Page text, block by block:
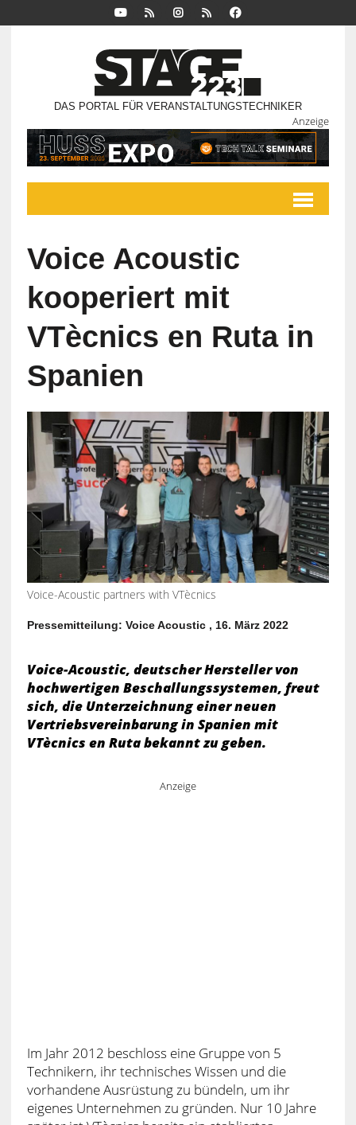
DAS PORTAL FÜR VERANSTALTUNGSTECHNIKER
Anzeige
Voice Acoustic
kooperiert mit
VTècnics en Ruta in
Spanien
Voice-Acoustic partners with VTècnics
Pressemitteilung: Voice Acoustic , 16. März 2022
Voice-Acoustic, deutscher Hersteller von
hochwertigen Beschallungssystemen, freut
sich, die Unterzeichnung einer neuen
Vertriebsvereinbarung in Spanien mit
VTècnics en Ruta bekannt zu geben.
Anzeige
Im Jahr 2012 beschloss eine Gruppe von 5
Technikern, ihr technisches Wissen und die
vorhandene Ausrüstung zu bündeln, um ihr
eigenes Unternehmen zu gründen. Nur 10 Jahre